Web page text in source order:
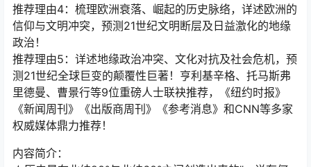
推荐理由4：梳理欧洲衰落、崛起的历史脉络，详述欧洲的
信仰与文明冲突，预测21世纪文明断层及日益激化的地缘
政治！
推荐理由5：详述地缘政治冲突、文化对抗及社会危机，预
测21世纪全球巨变的颠覆性巨著！亨利基辛格、托马斯弗
里德曼、曹景行等9位重磅人士联袂推荐，《纽约时报》
《新闻周刊》《出版商周刊》《参考消息》和CNN等多家
权威媒体鼎力推荐！
内容简介：